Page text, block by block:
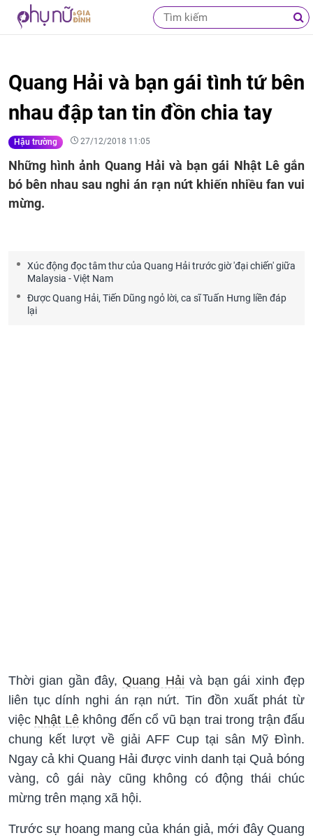
Quang Hải và bạn gái tình tứ bên
nhau đập tan tin đồn chia tay
Hậu trường 27/12/2018 11:05
Những hình ảnh Quang Hải và bạn gái Nhật Lê gắn
bó bên nhau sau nghi án rạn nứt khiến nhiều fan vui
mừng.
Xúc động đọc tâm thư của Quang Hải trước giờ 'đại chiến' giữa
Malaysia - Việt Nam
Được Quang Hải, Tiến Dũng ngỏ lời, ca sĩ Tuấn Hưng liền đáp
lại
Thời gian gần đây,Quang Hải và bạn gái xinh đẹp
liên tục dính nghi án rạn nứt. Tin đồn xuất phát từ
việc Nhật Lêkhông đến cổ vũ bạn trai trong trận đấu
chung kết lượt về giải AFF Cup tại sân Mỹ Đình.
Ngay cả khi Quang Hải được vinh danh tại Quả bóng
vàng, cô gái này cũng không có động thái chúc
mừng trên mạng xã hội.
Trước sự hoang mang của khán giả, mới đây Quang